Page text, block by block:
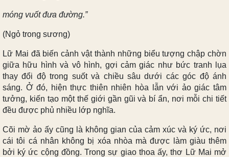
móng vuốt đưa đường.”
(Ngỏ trong sương)
Lữ Mai đã biến cảnh vật thành những biểu tượng chập chờn
giữa hữu hình và vô hình, gợi cảm giác như bức tranh lụa
thay đổi độ trong suốt và chiều sâu dưới các góc độ ánh
sáng. Ở đó, hiện thực thiên nhiên hòa lẫn với ảo giác tâm
tưởng, kiến tạo một thế giới gần gũi và bí ẩn, nơi mỗi chi tiết
đều được phủ nhiều lớp nghĩa.
Cõi mờ ảo ấy cũng là không gian của cảm xúc và ký ức, nơi
cái tôi cá nhân không bị xóa nhòa mà được làm giàu thêm
bởi ký ức cộng đồng. Trong sự giao thoa ấy, thơ Lữ Mai mở